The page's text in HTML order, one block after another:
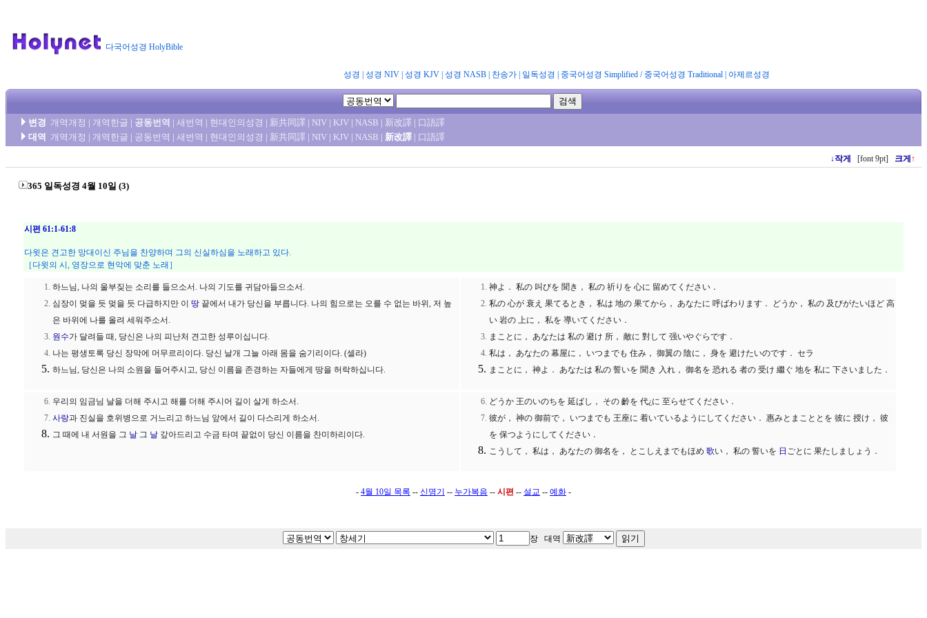
다국어성경 HolyBible
성경 성경 NIV| 성경 KJV| 성경 NASB| 찬송가| 일독성경 중국어성경 Simplified/ 중국어성경 Traditional| 아제르성경
변경 개역개정 | 개역한글 | 공동번역 | 새번역 | 현대인의성경 | 新共同譯 | NIV | KJV | NASB | 新改譯 | 口語譯
대역
개역개정 | 개역한글 | 공동번역 | 새번역 | 현대인의성경 | 新共同譯 | NIV | KJV | NASB | 新改譯 | 口語譯
↓작게 [font 9pt] 크게 ↑
365 일독성경 4월 10일 (3)
시편 61:1-61:8
다윗은 견고한 망대이신 주님을 찬양하며 그의 신실하심을 노래하고 있다.
［다윗의 시, 영장으로 현악에 맞춘 노래］
하느님, 나의 울부짖는 소리를 들으소서. 나의 기도를 귀담아들으소서.
심장이 멎을 듯 멎을 듯 다급하지만 이 땅 끝에서 내가 당신을 부릅니다. 나의 힘으로는 오를 수 없는 바위, 저 높
은 바위에 나를 올려 세워주소서.
원수가 달려들 때, 당신은 나의 피난처 견고한 성루이십니다.
나는 평생토록 당신 장막에 머무르리이다. 당신 날개 그늘 아래 몸을 숨기리이다. (셀라)
하느님, 당신은 나의 소원을 들어주시고, 당신 이름을 존경하는 자들에게 땅을 허락하십니다.
神よ． 私の 叫びを 聞き， 私の 祈りを 心に 留めてください．
私の 心が 衰え 果てるとき， 私は 地の 果てから， あなたに 呼ばわります． どうか， 私の 及びがたいほど 高
い 岩の 上に， 私を 導いてください．
まことに， あなたは 私の 避け 所， 敵に 對して 强いやぐらです．
私は， あなたの 幕屋に， いつまでも 住み， 御翼の 陰に， 身を 避けたいのです． セラ
まことに， 神よ． あなたは 私の 誓いを 聞き 入れ， 御名を 恐れる 者の 受け 繼ぐ 地を 私に 下さいました．
우리의 임금님 날을 더해 주시고 해를 더해 주시어 길이 살게 하소서.
사랑과 진실을 호위병으로 거느리고 하느님 앞에서 길이 다스리게 하소서.
그 때에 내 서원을 그 날 그 날 갚아드리고 수금 타며 끝없이 당신 이름을 찬미하리이다.
どうか 王のいのちを 延ばし， その 齡を 代¿に 至らせてください．
彼が， 神の 御前で， いつまでも 王座に 着いているようにしてください． 惠みとまこととを 彼に 授け， 彼
を 保つようにしてください．
こうして， 私は， あなたの 御名を， とこしえまでもほめ 歌い， 私の 誓いを 日 ごとに 果たしましょう．
- 4월 10일 목록 -- 신명기 -- 누가복음 -- 시편 -- 설교 -- 예화 -
장 대역